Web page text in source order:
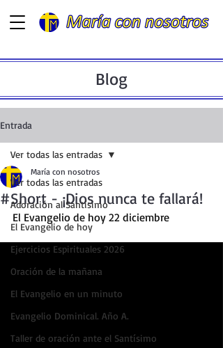
Blog
Entrada
Ver todas las entradas
Adoración al Santísimo
El Evangelio de hoy
Ejercicios Espirituales 2026
Oración de la mañana
El Evangelio en un minuto
Evangelio Dominical. Año A.
Taller de oración ante el Santísimo
Ver todas las entradas
#Short - ¡Dios nunca te fallará!
María con nosotros
El Evangelio de hoy 22 diciembre